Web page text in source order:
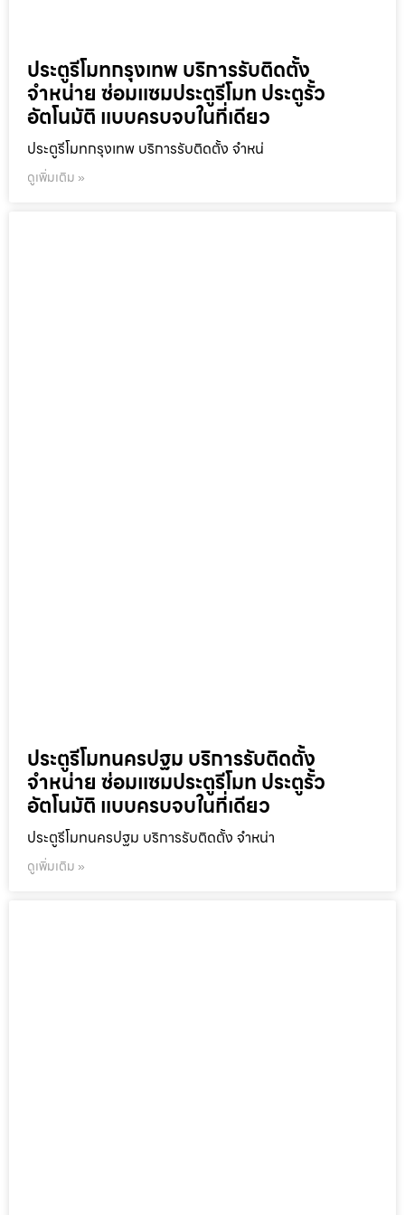
ประตูรีโมทกรุงเทพ บริการรับติดตั้ง
จำหน่าย ซ่อมแซมประตูรีโมท ประตูรั้ว
อัตโนมัติ แบบครบจบในที่เดียว
ประตูรีโมทกรุงเทพ บริการรับติดตั้ง จำหน่
ดูเพิ่มเติม »
ประตูรีโมทนครปฐม บริการรับติดตั้ง
จำหน่าย ซ่อมแซมประตูรีโมท ประตูรั้ว
อัตโนมัติ แบบครบจบในที่เดียว
ประตูรีโมทนครปฐม บริการรับติดตั้ง จำหน่า
ดูเพิ่มเติม »